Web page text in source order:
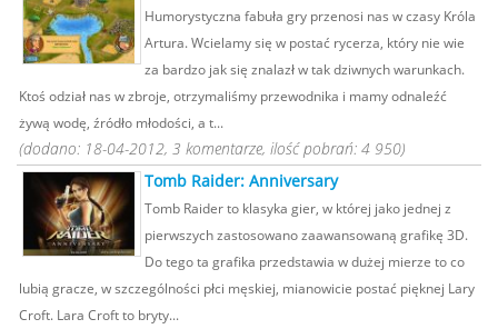
Humorystyczna fabuła gry przenosi nas w czasy Króla
Artura. Wcielamy się w postać rycerza, który nie wie
za bardzo jak się znalazł w tak dziwnych warunkach.
Ktoś odział nas w zbroje, otrzymaliśmy przewodnika i mamy odnaleźć
żywą wodę, źródło młodości, a t...
(dodano: 18-04-2012, 3 komentarze, ilość pobrań: 4 950)
Tomb Raider: Anniversary
Tomb Raider to klasyka gier, w której jako jednej z
pierwszych zastosowano zaawansowaną grafikę 3D.
Do tego ta grafika przedstawia w dużej mierze to co
lubią gracze, w szczególności płci męskiej, mianowicie postać pięknej Lary
Croft. Lara Croft to bryty...